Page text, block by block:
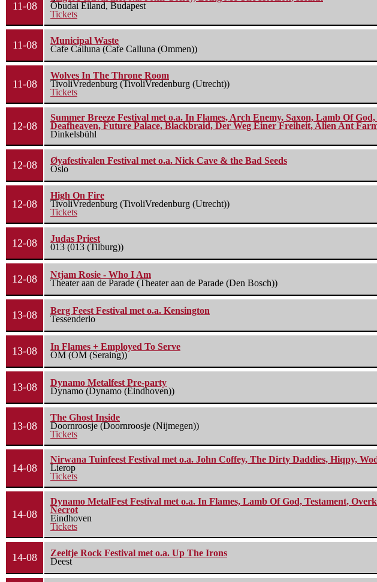
11-08
Óbudai Eiland, Budapest
Tickets
11-08
Municipal Waste
Cafe Calluna (Cafe Calluna (Ommen))
11-08
Wolves In The Throne Room
TivoliVredenburg (TivoliVredenburg (Utrecht))
Tickets
12-08
Summer Breeze Festival met o.a. In Flames, Arch Enemy, Saxon, Lamb Of
Deafheaven, Future Palace, Blackbraid, Der Weg Einer Freiheit, Alien Ant
Dinkelsbühl
12-08
Øyafestivalen Festival met o.a. Nick Cave & the Bad Seeds
Oslo
12-08
High On Fire
TivoliVredenburg (TivoliVredenburg (Utrecht))
Tickets
12-08
Judas Priest
013 (013 (Tilburg))
12-08
Ntjam Rosie - Who I Am
Theater aan de Parade (Theater aan de Parade (Den Bosch))
13-08
Berg Feest Festival met o.a. Kensington
Tessenderlo
13-08
In Flames + Employed To Serve
OM (OM (Seraing))
13-08
Dynamo Metalfest Pre-party
Dynamo (Dynamo (Eindhoven))
13-08
The Ghost Inside
Doornroosje (Doornroosje (Nijmegen))
Tickets
14-08
Nirwana Tuinfeest Festival met o.a. John Coffey, The Dirty Daddies, Hiqpy,
Lierop
Tickets
14-08
Dynamo MetalFest Festival met o.a. In Flames, Lamb Of God, Testament,
Necrot
Eindhoven
Tickets
14-08
Zeeltje Rock Festival met o.a. Up The Irons
Deest